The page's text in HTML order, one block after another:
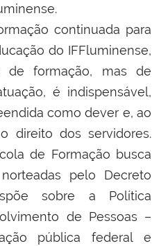
continuada para
do IFFluminense,
de formação, mas de
é indispensável,
como dever e, ao
direito dos servidores.
de Formação busca
pelo Decreto
sobre a Política
de Pessoas –
pública federal e